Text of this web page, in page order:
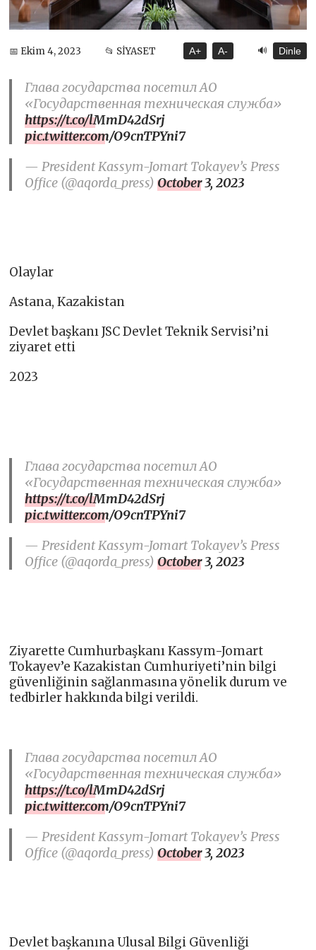
📅 Ekim 4, 2023 📂 SİYASET A+ A- 🔊 Dinle
Глава государства посетил АО
«Государственная техническая служба»
https://t.co/lMmD42dSrj
pic.twitter.com/O9cnTPYni7
— President Kassym-Jomart Tokayev’s Press
Office (@aqorda_press)October 3, 2023
Olaylar
Astana, Kazakistan
Devlet başkanı JSC Devlet Teknik Servisi’ni
ziyaret etti
2023
Глава государства посетил АО
«Государственная техническая служба»
https://t.co/lMmD42dSrj
pic.twitter.com/O9cnTPYni7
— President Kassym-Jomart Tokayev’s Press
Office (@aqorda_press)October 3, 2023
Ziyarette Cumhurbaşkanı Kassym-Jomart
Tokayev’e Kazakistan Cumhuriyeti’nin bilgi
güvenliğinin sağlanmasına yönelik durum ve
tedbirler hakkında bilgi verildi.
Глава государства посетил АО
«Государственная техническая служба»
https://t.co/lMmD42dSrj
pic.twitter.com/O9cnTPYni7
— President Kassym-Jomart Tokayev’s Press
Office (@aqorda_press)October 3, 2023
Devlet başkanına Ulusal Bilgi Güvenliği